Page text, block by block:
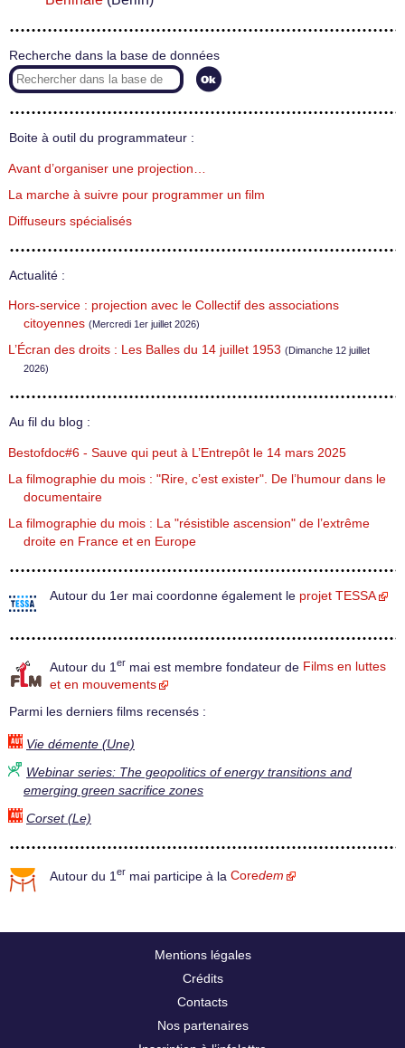
Recherche dans la base de données
Boite à outil du programmateur :
Avant d’organiser une projection…
La marche à suivre pour programmer un film
Diffuseurs spécialisés
Actualité :
Hors-service : projection avec le Collectif des associations
citoyennes (Mercredi 1er juillet 2026)
L’Écran des droits : Les Balles du 14 juillet 1953 (Dimanche 12 juillet
2026)
Au fil du blog :
Bestofdoc#6 - Sauve qui peut à L’Entrepôt le 14 mars 2025
La filmographie du mois : "Rire, c’est exister". De l’humour dans le
documentaire
La filmographie du mois : La "résistible ascension" de l’extrême
droite en France et en Europe
Autour du 1er mai coordonne également le projet TESSA
Autour du 1 er mai est membre fondateur de Films en luttes
et en mouvements
Parmi les derniers films recensés :
Vie démente (Une)
Webinar series: The geopolitics of energy transitions and
emerging green sacrifice zones
Corset (Le)
Autour du 1 er mai participe à la Coredem
Mentions légales
Crédits
Contacts
Nos partenaires